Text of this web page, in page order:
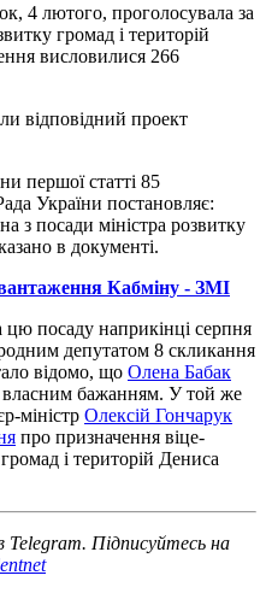
4 лютого, проголосувала за
громад і територій
висловилися 266
відповідний проект
першої статті 85
України постановляє:
з посади міністра розвитку
в документі.
Кабміну - ЗМІ
посаду наприкінці серпня
депутатом 8 скликання
відомо, що Олена Бабак
власним бажанням. У той же
міністр Олексій Гончарук
про призначення віце-
і територій Дениса
Telegram. Підписуйтесь на